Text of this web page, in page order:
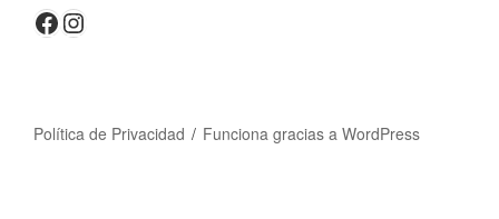
Facebook
Instagram
Política de Privacidad Funciona gracias a WordPress